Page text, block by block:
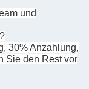
und
30% Anzahlung,
Sie den Rest vor